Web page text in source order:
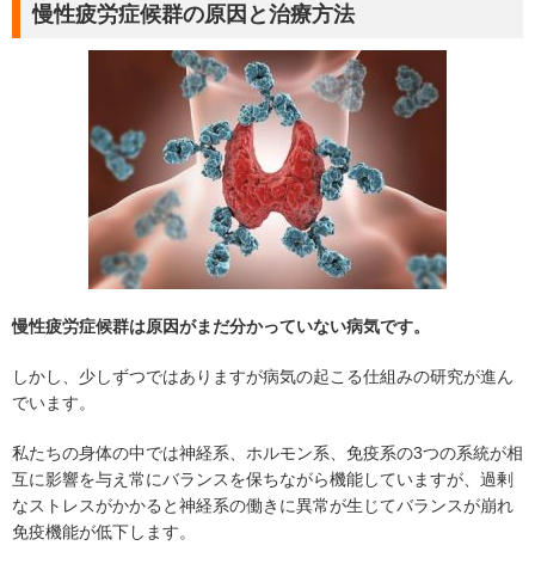
慢性疲労症候群の原因と治療方法
慢性疲労症候群は原因がまだ分かっていない病気です。
しかし、少しずつではありますが病気の起こる仕組みの研究が進ん
でいます。
私たちの身体の中では神経系、ホルモン系、免疫系の3つの系統が相
互に影響を与え常にバランスを保ちながら機能していますが、過剰
なストレスがかかると神経系の働きに異常が生じてバランスが崩れ
免疫機能が低下します。